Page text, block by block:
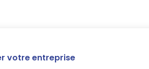
votre entreprise